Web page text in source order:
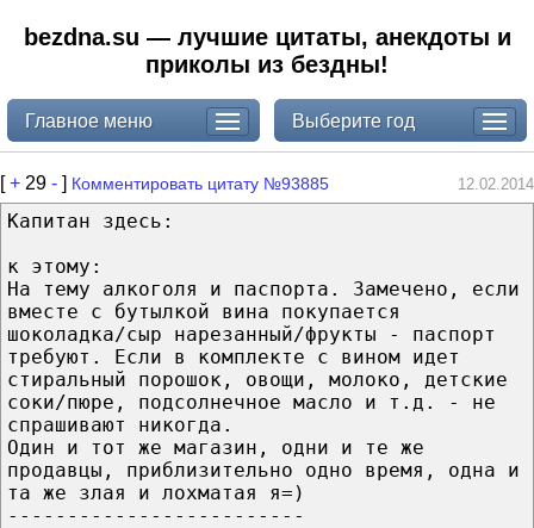
bezdna.su — лучшие цитаты, анекдоты и
приколы из бездны!
Главное меню Выберите год
[+ 29 - ] Комментировать цитату №93885 12.02.2014
Капитан здесь:
к этому:
На тему алкоголя и паспорта. Замечено, если
вместе с бутылкой вина покупается
шоколадка/сыр нарезанный/фрукты - паспорт
требуют. Если в комплекте с вином идет
стиральный порошок, овощи, молоко, детские
соки/пюре, подсолнечное масло и т.д. - не
спрашивают никогда.
Один и тот же магазин, одни и те же
продавцы, приблизительно одно время, одна и
та же злая и лохматая я=)
-------------------------